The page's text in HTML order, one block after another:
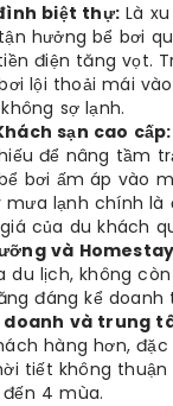
biệt thự: Là
hưởng bể bơi
điện tăng vọt.
lội thoải mái
sợ lạnh.
sạn cao cấp:
để nâng tầm
bơi ấm áp vào
mưa lạnh chính là
của du khách
và
du lịch, không
đáng kể doanh
doanh và trung
hàng hơn,
tiết không thuận
4 mùa.